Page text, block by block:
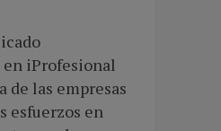
iProfesional
de las empresas
esfuerzos en